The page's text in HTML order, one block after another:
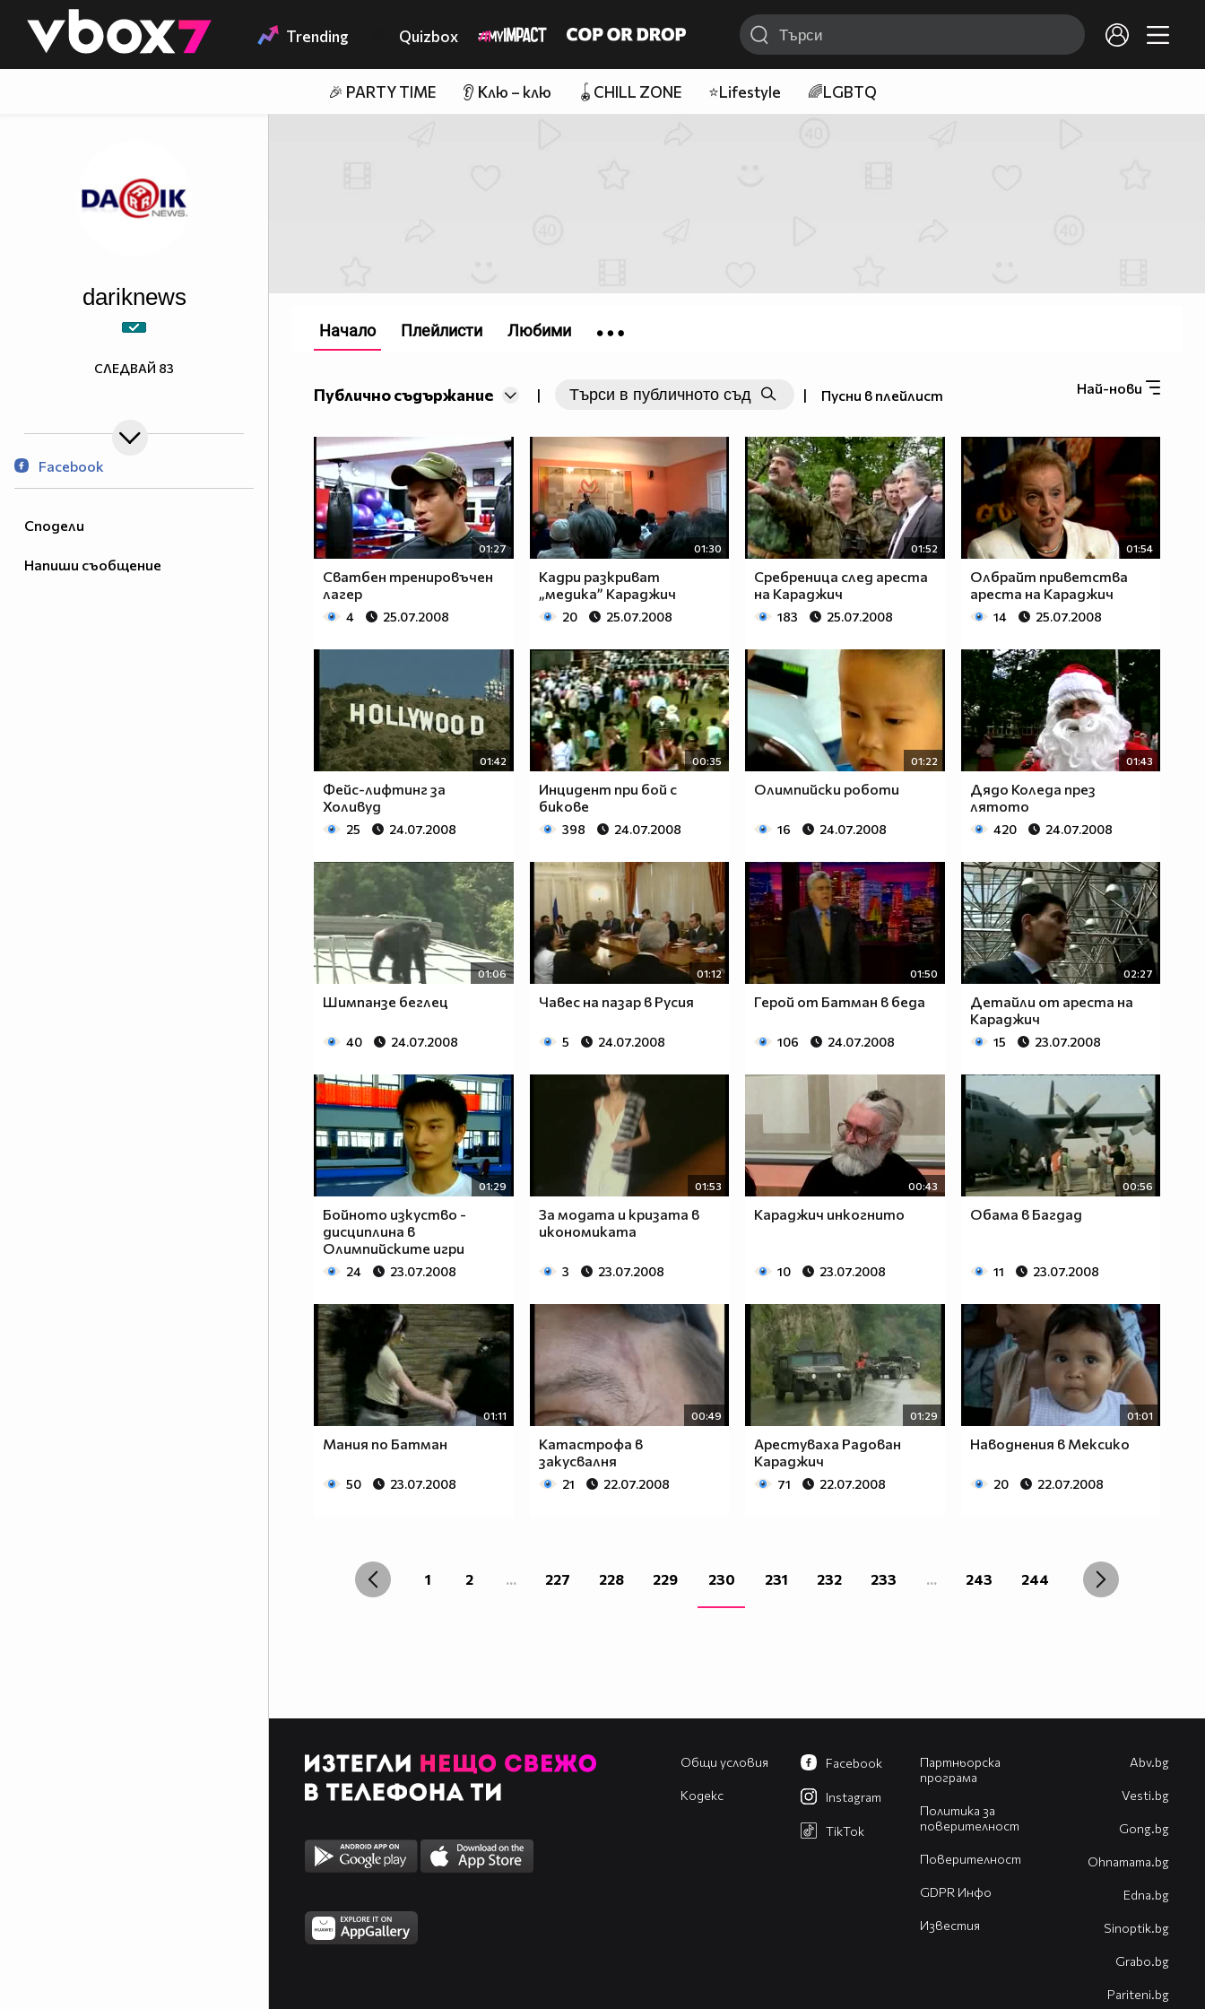
👾 Trending Quizbox
🎉 PARTY TIME 👂 Клю – клю 🪀CHILL ZONE ⭐Lifestyle 🌈LGBTQ
Сподели
Напиши съобщение
dariknews
СЛЕДВАЙ 83
Facebook
Най-нови
Публично съдържание | | Пусни в плейлист
01:27
Сватбен тренировъчен
лагер
4 25.07.2008
01:30
Кадри разкриват
„медика” Караджич
20 25.07.2008
01:52
Сребреница след ареста
на Караджич
183 25.07.2008
01:54
Олбрайт приветствa
ареста на Караджич
14 25.07.2008
01:42
Фейс-лифтинг за
Холивуд
25 24.07.2008
00:35
Инцидент при бой с
бикове
398 24.07.2008
01:22
Олимпийски роботи
16 24.07.2008
01:43
Дядо Коледа през
лятото
420 24.07.2008
01:06
Шимпанзе беглец
40 24.07.2008
01:12
Чавес на пазар в Русия
5 24.07.2008
01:50
Герой от Батман в беда
106 24.07.2008
02:27
Детайли от ареста на
Караджич
15 23.07.2008
01:29
Бойното изкуство -
дисциплина в
Олимпийските игри
24 23.07.2008
01:53
За модата и кризата в
икономиката
3 23.07.2008
00:43
Караджич инкогнито
10 23.07.2008
00:56
Обама в Багдад
11 23.07.2008
01:11
Мания по Батман
50 23.07.2008
00:49
Катастрофа в
закусвалня
21 22.07.2008
01:29
Арестуваха Радован
Караджич
71 22.07.2008
01:01
Наводнения в Мексико
20 22.07.2008
1 2 ... 227 228 229 230 231 232 233 ... 243 244
Начало Плейлисти Любими
Общи условия
Кодекс
Партньорска
програма
Политика за
поверителност
Поверителност
GDPR Инфо
Известия
Facebook
Instagram
TikTok
Abv.bg
Vesti.bg
Gong.bg
Оhnamama.bg
Edna.bg
Sinoptik.bg
Grabo.bg
Pariteni.bg